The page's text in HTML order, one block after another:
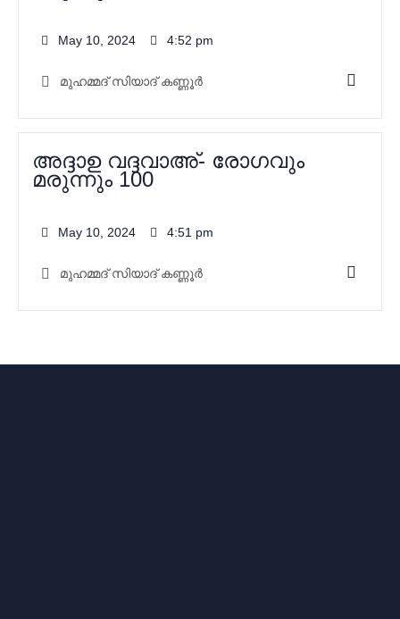
May 10, 2024 4:52 pm
മുഹമ്മദ്‌ സിയാദ് കണ്ണൂർ
അദ്ദാഉ വദ്ദവാഅ്- രോഗവും
മരുന്നും 100
May 10, 2024 4:51 pm
മുഹമ്മദ്‌ സിയാദ് കണ്ണൂർ